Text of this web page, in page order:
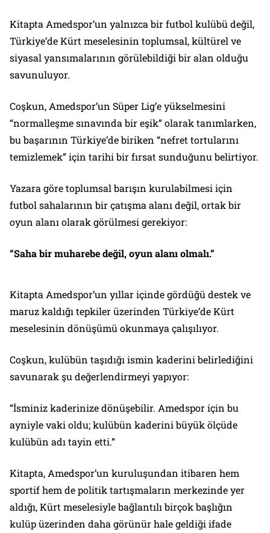
Kitapta Amedspor’un yalnızca bir futbol kulübü değil,
Türkiye’de Kürt meselesinin toplumsal, kültürel ve
siyasal yansımalarının görülebildiği bir alan olduğu
savunuluyor.
Coşkun, Amedspor’un Süper Lig’e yükselmesini
“normalleşme sınavında bir eşik” olarak tanımlarken,
bu başarının Türkiye’de biriken “nefret tortularını
temizlemek” için tarihi bir fırsat sunduğunu belirtiyor.
Yazara göre toplumsal barışın kurulabilmesi için
futbol sahalarının bir çatışma alanı değil, ortak bir
oyun alanı olarak görülmesi gerekiyor:
“Saha bir muharebe değil, oyun alanı olmalı.”
Kitapta Amedspor’un yıllar içinde gördüğü destek ve
maruz kaldığı tepkiler üzerinden Türkiye’de Kürt
meselesinin dönüşümü okunmaya çalışılıyor.
Coşkun, kulübün taşıdığı ismin kaderini belirlediğini
savunarak şu değerlendirmeyi yapıyor:
“İsminiz kaderinize dönüşebilir. Amedspor için bu
ayniyle vaki oldu; kulübün kaderini büyük ölçüde
kulübün adı tayin etti.”
Kitapta, Amedspor’un kuruluşundan itibaren hem
sportif hem de politik tartışmaların merkezinde yer
aldığı, Kürt meselesiyle bağlantılı birçok başlığın
kulüp üzerinden daha görünür hale geldiği ifade